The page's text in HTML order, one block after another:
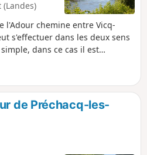
l'Adour chemine entre Vicq-
s'effectuer dans les deux sens
dans ce cas il est
de Préchacq-les-